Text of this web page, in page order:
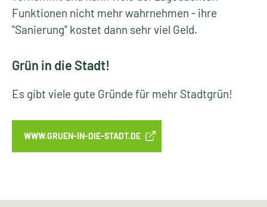
diesen Anforderungen nicht gerecht und müssen -
ganz oder in Teilbereichen - umgestaltet werden.
Zur Erhaltung ihrer Funktionsfähigkeit sind
vielfältige Pflegemaßnahmen erforderlich - vom
Rasenmähen bis zur Baumpflege und -sanierung.
Das erfordert gut ausgebildete Pflegekräfte wie
Pike auf gelernt haben. Was der Laie nicht weiß:
Eine unsachgemäß gepflegte Grünanlage